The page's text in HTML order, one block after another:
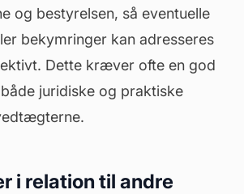
og bestyrelsen, så eventuelle
bekymringer kan adresseres
Dette kræver ofte en god
juridiske og praktiske
i relation til andre